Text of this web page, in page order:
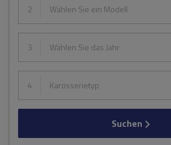
2 Wählen Sie ein Modell
3 Wählen Sie das Jahr
4 Karosserietyp
Suchen